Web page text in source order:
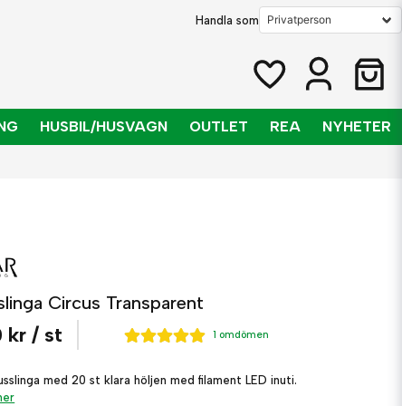
Handla som
HUSBIL/HUSVAGN OUTLET REA NYHETER
Circus Transparent
kr / st 1 omdömen
med 20 st klara höljen med filament LED inuti.